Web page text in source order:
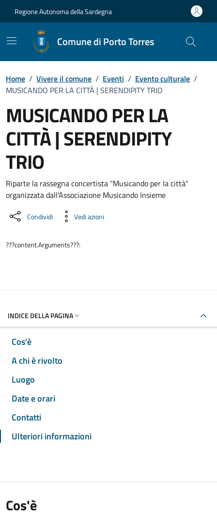
Regione Autonoma della Sardegna
Comune di Porto Torres
Home / Vivere il comune / Eventi / Evento culturale /
MUSICANDO PER LA CITTÀ | SERENDIPITY TRIO
MUSICANDO PER LA
CITTÀ | SERENDIPITY
TRIO
Dettaglio dell'evento
Riparte la rassegna concertista "Musicando per la città"
organizzata dall'Associazione Musicando Insieme
Condividi Vedi azioni
???content.Arguments???:
INDICE DELLA PAGINA
Cos'è
A chi è rivolto
Luogo
Date e orari
Contatti
Ulteriori informazioni
Cos'è